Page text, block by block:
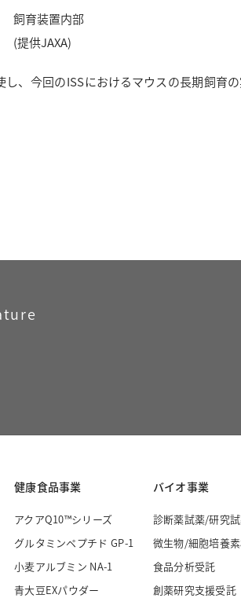
飼育装置内部
(提供JAXA)
、今回のISSにおけるマウスの長期飼育の
健康食品事業
アクアQ10™シリーズ
グルタミンペプチド GP-1
小麦アルブミン NA-1
青大豆EXパウダー
バイオ事業
診断薬試薬/研究
微生物/細胞培養
食品分析受託
創薬研究支援受託